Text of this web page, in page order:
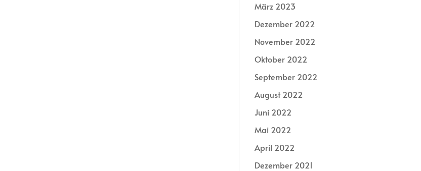
März 2023
Dezember 2022
November 2022
Oktober 2022
September 2022
August 2022
Juni 2022
Mai 2022
April 2022
Dezember 2021